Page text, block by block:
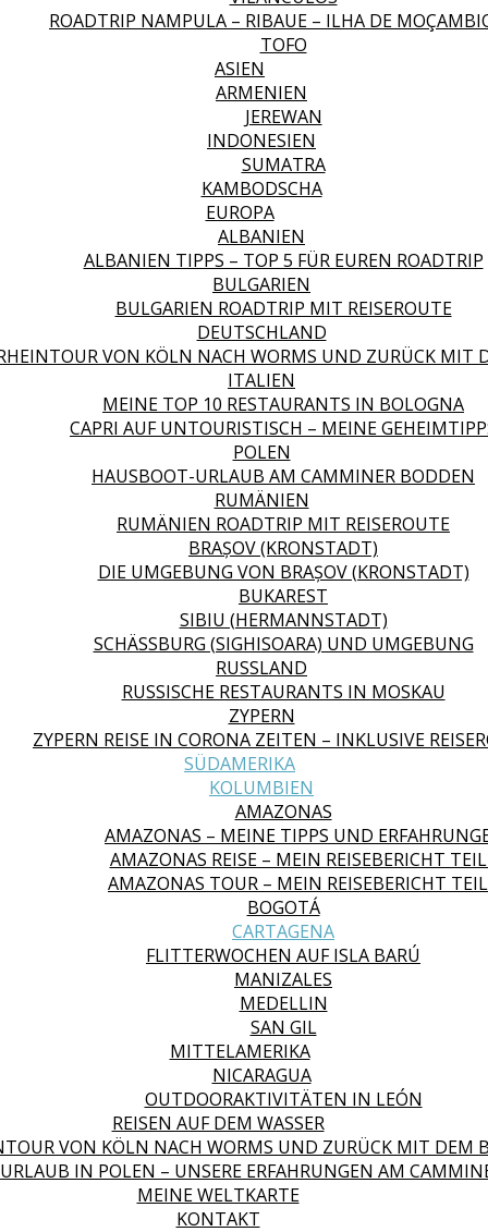
ROADTRIP NAMPULA – RIBAUE – ILHA DE
TOFO
ASIEN
ARMENIEN
JEREWAN
INDONESIEN
SUMATRA
KAMBODSCHA
EUROPA
ALBANIEN
ALBANIEN TIPPS – TOP 5 FÜR EUREN ROADTRIP
BULGARIEN
BULGARIEN ROADTRIP MIT REISEROUTE
DEUTSCHLAND
VON KÖLN NACH WORMS UND ZURÜCK MIT
ITALIEN
MEINE TOP 10 RESTAURANTS IN BOLOGNA
CAPRI AUF UNTOURISTISCH – MEINE
POLEN
HAUSBOOT-URLAUB AM CAMMINER BODDEN
RUMÄNIEN
RUMÄNIEN ROADTRIP MIT REISEROUTE
BRAȘOV (KRONSTADT)
DIE UMGEBUNG VON BRAȘOV (KRONSTADT)
BUKAREST
SIBIU (HERMANNSTADT)
SCHÄSSBURG (SIGHISOARA) UND UMGEBUNG
RUSSLAND
RUSSISCHE RESTAURANTS IN MOSKAU
ZYPERN
ZYPERN REISE IN CORONA ZEITEN – INKLUSIVE
SÜDAMERIKA
KOLUMBIEN
AMAZONAS
AMAZONAS – MEINE TIPPS UND
AMAZONAS REISE – MEIN REISEBERICHT
AMAZONAS TOUR – MEIN REISEBERICHT
BOGOTÁ
CARTAGENA
FLITTERWOCHEN AUF ISLA BARÚ
MANIZALES
MEDELLIN
SAN GIL
MITTELAMERIKA
NICARAGUA
OUTDOORAKTIVITÄTEN IN LEÓN
REISEN AUF DEM WASSER
VON KÖLN NACH WORMS UND ZURÜCK MIT DEM
IN POLEN – UNSERE ERFAHRUNGEN AM
MEINE WELTKARTE
KONTAKT